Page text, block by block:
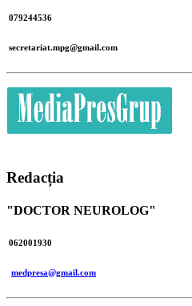
079244536
secretariat.mpg@gmail.com
Redacția
"DOCTOR NEUROLOG"
062001930
medpresa@gmail.com